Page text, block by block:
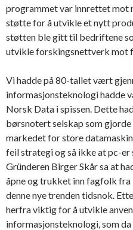
programmet var innrettet mot
støtte for å utvikle et nytt
støtten ble gitt til bedriftene
utvikle forskingsnettverk mot
Vi hadde på 80-tallet vært
informasjonsteknologi hadde
Norsk Data i spissen. Dette
børsnotert selskap som
markedet for store
feil strategi og så ikke at pc-er
Gründeren Birger Skår sa at
åpne og trukket inn fagfolk
denne nye trenden tidsnok.
herfra viktig for å utvikle
informasjonsteknologi, som